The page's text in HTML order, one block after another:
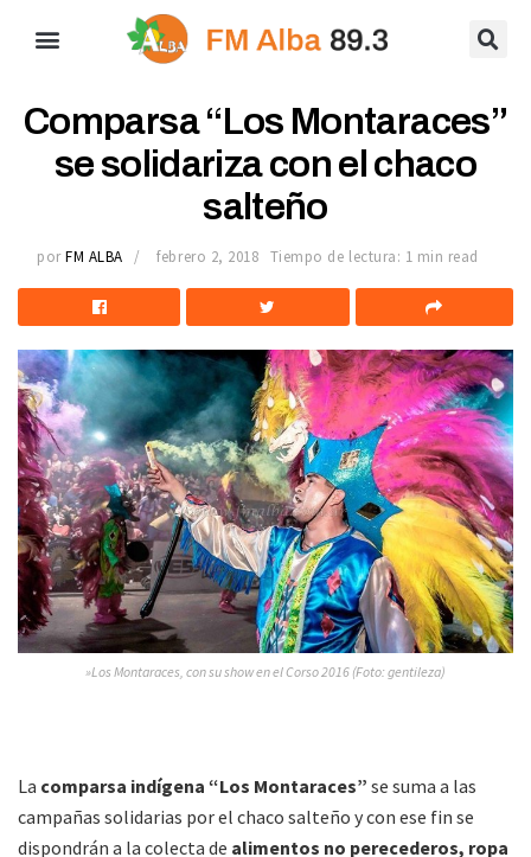
Comparsa “Los Montaraces”
se solidariza con el chaco
salteño
por FM ALBA febrero 2, 2018 Tiempo de lectura: 1 min read
»Los Montaraces, con su show en el Corso 2016 (Foto: gentileza)
La comparsa indígena “Los Montaraces” se suma a las
campañas solidarias por el chaco salteño y con ese fin se
dispondrán a la colecta de alimentos no perecederos, ropa